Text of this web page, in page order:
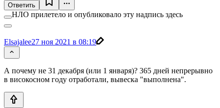
Ответить
НЛО прилетело и опубликовало эту надпись здесь
Elsajalee27 ноя 2021 в 08:19
А почему не 31 декабря (или 1 января)? 365 дней непрерывно
в високосном году отработали, вывеска "выполнена".